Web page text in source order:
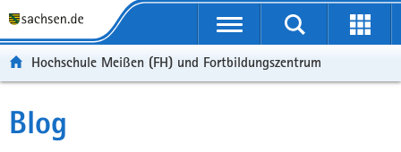
Portalübergreifende
Hochschule Meißen (FH) und Fortbildungszentrum
Blog